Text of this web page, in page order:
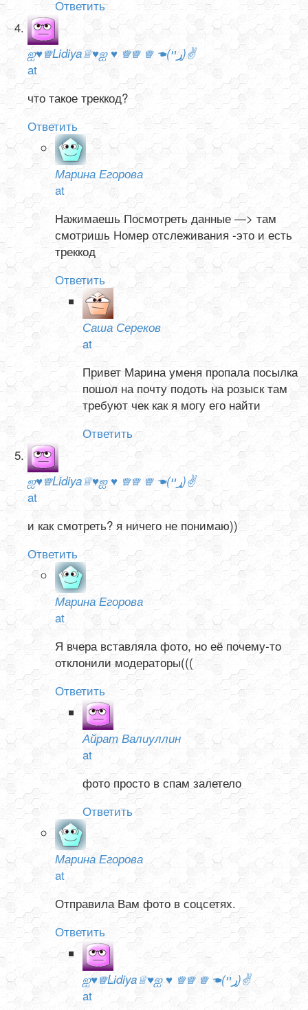
Ответить
ஐ♥♕Lidiya♕♥ஐ ♥ ♕♕ ♕ ☚(ړײ)✌
at
что такое треккод?
Ответить
Марина Егорова
at
Нажимаешь Посмотреть данные —> там
смотришь Номер отслеживания -это и есть
треккод
Ответить
Саша Сереков
at
Привет Марина уменя пропала посылка
пошол на почту подоть на розыск там
требуют чек как я могу его найти
Ответить
ஐ♥♕Lidiya♕♥ஐ ♥ ♕♕ ♕ ☚(ړײ)✌
at
и как смотреть? я ничего не понимаю))
Ответить
Марина Егорова
at
Я вчера вставляла фото, но её почему-то
отклонили модераторы(((
Ответить
Айрат Валиуллин
at
фото просто в спам залетело
Ответить
Марина Егорова
at
Отправила Вам фото в соцсетях.
Ответить
ஐ♥♕Lidiya♕♥ஐ ♥ ♕♕ ♕ ☚(ړײ)✌
at